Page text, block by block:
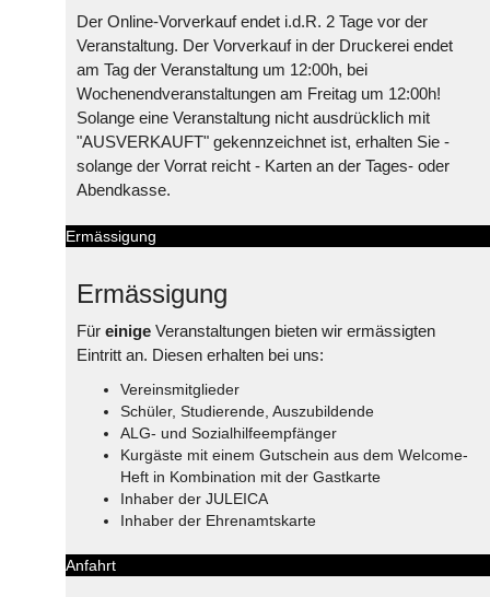
Der Online-Vorverkauf endet i.d.R. 2 Tage vor der
Veranstaltung. Der Vorverkauf in der Druckerei endet
am Tag der Veranstaltung um 12:00h, bei
Wochenendveranstaltungen am Freitag um 12:00h!
Solange eine Veranstaltung nicht ausdrücklich mit
"AUSVERKAUFT" gekennzeichnet ist, erhalten Sie -
solange der Vorrat reicht - Karten an der Tages- oder
Abendkasse.
Ermässigung
Ermässigung
Für einige Veranstaltungen bieten wir ermässigten
Eintritt an. Diesen erhalten bei uns:
Vereinsmitglieder
Schüler, Studierende, Auszubildende
ALG- und Sozialhilfeempfänger
Kurgäste mit einem Gutschein aus dem Welcome-
Heft in Kombination mit der Gastkarte
Inhaber der JULEICA
Inhaber der Ehrenamtskarte
Anfahrt